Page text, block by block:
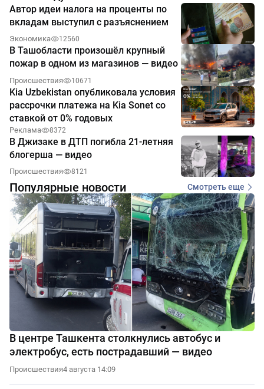
Автор идеи налога на проценты по
вкладам выступил с разъяснением
Экономика 12560
В Ташобласти произошёл крупный
пожар в одном из магазинов — видео
Происшествия 10671
Kia Uzbekistan опубликовала условия
рассрочки платежа на Kia Sonet со
ставкой от 0% годовых
Реклама 8372
В Джизаке в ДТП погибла 21-летняя
блогерша — видео
Происшествия 8121
Популярные новости Смотреть еще
В центре Ташкента столкнулись автобус и
электробус, есть пострадавший — видео
Происшествия4 августа 14:09